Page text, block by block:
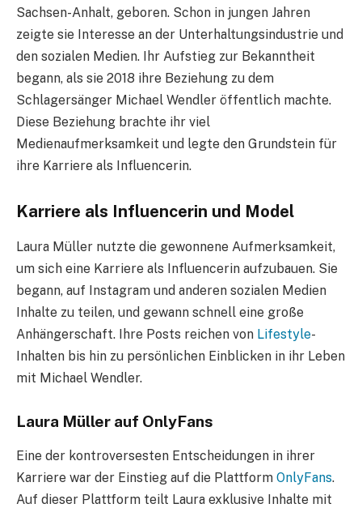
Sachsen-Anhalt, geboren. Schon in jungen Jahren
zeigte sie Interesse an der Unterhaltungsindustrie und
den sozialen Medien. Ihr Aufstieg zur Bekanntheit
begann, als sie 2018 ihre Beziehung zu dem
Schlagersänger Michael Wendler öffentlich machte.
Diese Beziehung brachte ihr viel
Medienaufmerksamkeit und legte den Grundstein für
ihre Karriere als Influencerin.
Karriere als Influencerin und Model
Laura Müller nutzte die gewonnene Aufmerksamkeit,
um sich eine Karriere als Influencerin aufzubauen. Sie
begann, auf Instagram und anderen sozialen Medien
Inhalte zu teilen, und gewann schnell eine große
Anhängerschaft. Ihre Posts reichen von Lifestyle-
Inhalten bis hin zu persönlichen Einblicken in ihr Leben
mit Michael Wendler.
Laura Müller auf OnlyFans
Eine der kontroversesten Entscheidungen in ihrer
Karriere war der Einstieg auf die Plattform OnlyFans.
Auf dieser Plattform teilt Laura exklusive Inhalte mit